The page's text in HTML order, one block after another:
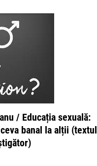
/ Educația sexuală:
banal la alții (textul